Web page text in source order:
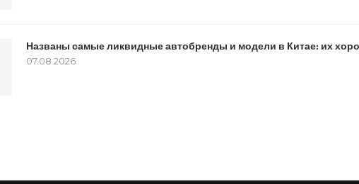
Названы самые ликвидные автобренды и модели в Китае: их
07.08.2026